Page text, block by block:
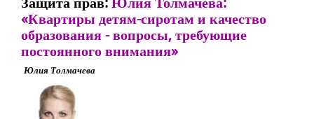
«Квартиры детям-сиротам и качество
образования - вопросы, требующие
постоянного внимания»
Юлия Толмачева